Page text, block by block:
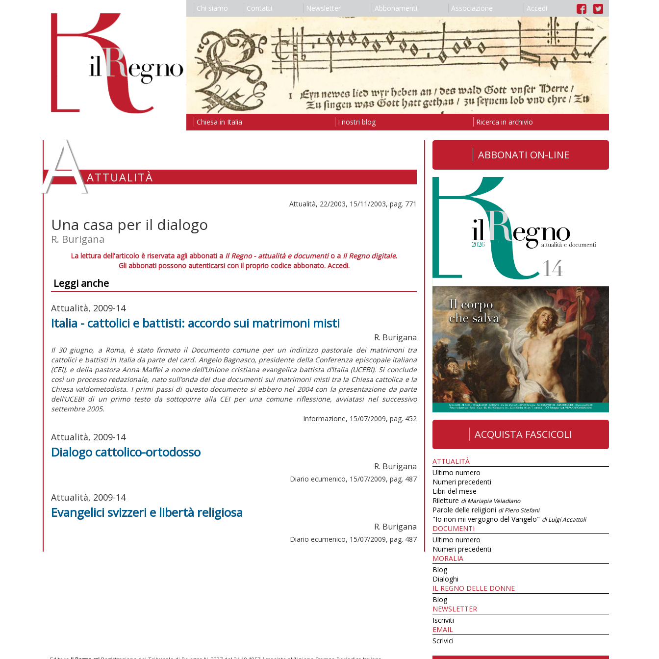
Chi siamo Contatti Newsletter Abbonamenti Associazione Accedi
Chiesa in Italia I nostri blog Ricerca in archivio
AATTUALITÀ
Attualità, 22/2003, 15/11/2003, pag. 771
Una casa per il dialogo
R. Burigana
La lettura dell'articolo è riservata agli abbonati a Il Regno - attualità e documentio a Il Regno digitale.
Gli abbonati possono autenticarsi con il proprio codice abbonato. Accedi.
Leggi anche
Attualità, 2009-14
Italia - cattolici e battisti: accordo sui matrimoni misti
R. Burigana
Il 30 giugno, a Roma, è stato firmato il Documento comune per un indirizzo pastorale dei matrimoni tra
cattolici e battisti in Italia da parte del card. Angelo Bagnasco, presidente della Conferenza episcopale italiana
(CEI), e della pastora Anna Maffei a nome dell’Unione cristiana evangelica battista d’Italia (UCEBI). Si conclude
così un processo redazionale, nato sull’onda dei due documenti sui matrimoni misti tra la Chiesa cattolica e la
Chiesa valdometodista. I primi passi di questo documento si ebbero nel 2004 con la presentazione da parte
dell’UCEBI di un primo testo da sottoporre alla CEI per una comune riflessione, avviatasi nel successivo
settembre 2005.
Informazione, 15/07/2009, pag. 452
Attualità, 2009-14
Dialogo cattolico-ortodosso
R. Burigana
Diario ecumenico, 15/07/2009, pag. 487
Attualità, 2009-14
Evangelici svizzeri e libertà religiosa
R. Burigana
Diario ecumenico, 15/07/2009, pag. 487
ABBONATI ON-LINE
ACQUISTA FASCICOLI
ATTUALITÀ
Ultimo numero
Numeri precedenti
Libri del mese
Riletture di Mariapia Veladiano
Parole delle religioni di Piero Stefani
"Io non mi vergogno del Vangelo" di Luigi Accattoli
DOCUMENTI
Ultimo numero
Numeri precedenti
MORALIA
Blog
Dialoghi
IL REGNO DELLE DONNE
Blog
NEWSLETTER
Iscriviti
EMAIL
Scrivici